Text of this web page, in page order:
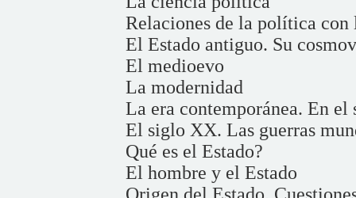
Relaciones de la política con
El Estado antiguo. Su
El medioevo
La modernidad
La era contemporánea. En
El siglo XX. Las guerras
Qué es el Estado?
El hombre y el Estado